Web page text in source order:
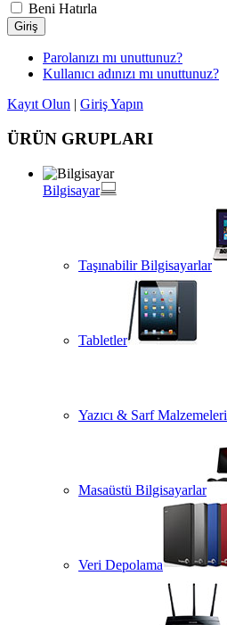
Beni Hatırla
Giriş
Parolanızı mı unuttunuz?
Kullanıcı adınızı mı unuttunuz?
Kayıt Olun | Giriş Yapın
ÜRÜN GRUPLARI
Bilgisayar
Taşınabilir Bilgisayarlar
Tabletler
Yazıcı & Sarf Malzemeleri
Masaüstü Bilgisayarlar
Veri Depolama